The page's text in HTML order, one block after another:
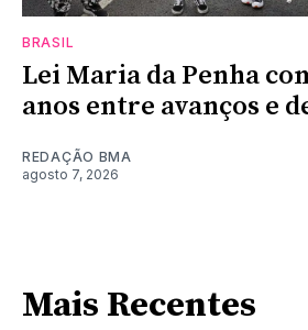
BRASIL
Lei Maria da Penha
anos entre avanços e
REDAÇÃO BMA
agosto 7, 2026
Mais Recentes